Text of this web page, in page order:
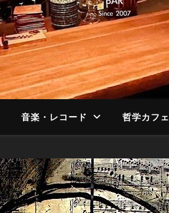
音楽・レコード 哲学カフェ